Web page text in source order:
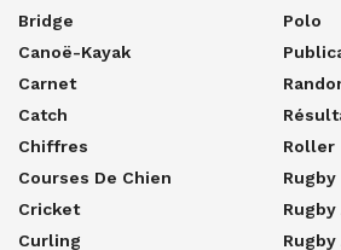
Bridge
Canoë-Kayak
Carnet
Catch
Chiffres
Courses De Chien
Cricket
Curling
Polo
Roller
Rugby
Rugby
Rugby